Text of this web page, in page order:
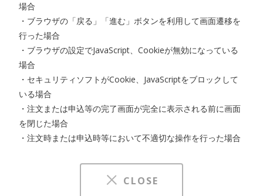
場合
・ブラウザの「戻る」「進む」ボタンを利用して画面遷移を
行った場合
・ブラウザの設定でJavaScript、Cookieが無効になっている
場合
・セキュリティソフトがCookie、JavaScriptをブロックして
いる場合
・注文または申込等の完了画面が完全に表示される前に画面
を閉じた場合
・注文時または申込時等において不適切な操作を行った場合
CLOSE